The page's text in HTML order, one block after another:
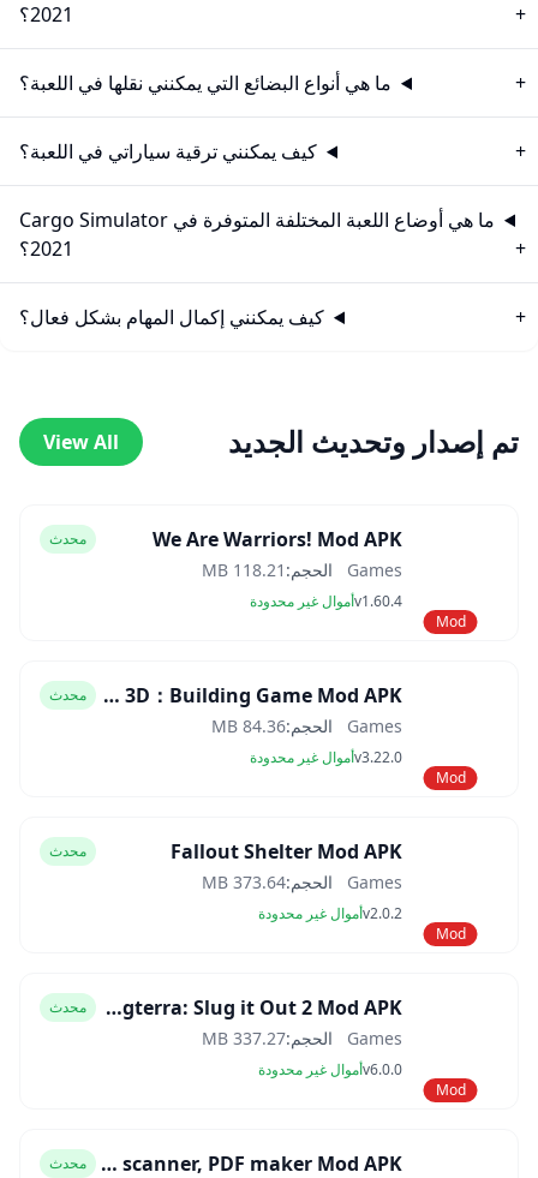
2021؟
ما هي أنواع البضائع التي يمكنني نقلها في اللعبة؟
كيف يمكنني ترقية سياراتي في اللعبة؟
ما هي أوضاع اللعبة المختلفة المتوفرة في Cargo Simulator
2021؟
كيف يمكنني إكمال المهام بشكل فعال؟
تم إصدار وتحديث الجديد View All
Mod
We Are Warriors! Mod APK محدث
Games الحجم: 118.21 MB
v1.60.4أموال غير محدودة
Mod
Block Craft 3D：Building Game Mod APK محدث
Games الحجم:84.36 MB
v3.22.0أموال غير محدودة
Mod
Fallout Shelter Mod APK محدث
Games الحجم:373.64 MB
v2.0.2أموال غير محدودة
Mod
Slugterra: Slug it Out 2 Mod APK محدث
Games الحجم:337.27 MB
v6.0.0أموال غير محدودة
CamScanner- scanner, PDF maker Mod APK محدث